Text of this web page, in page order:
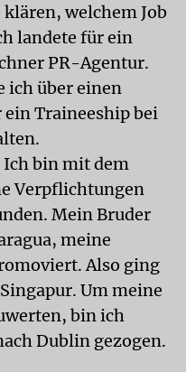
welchem Job
landete für ein
PR-Agentur.
ich über einen
ein Traineeship bei
bin mit dem
Verpflichtungen
Mein Bruder
meine
Also ging
Um meine
bin ich
Dublin gezogen.